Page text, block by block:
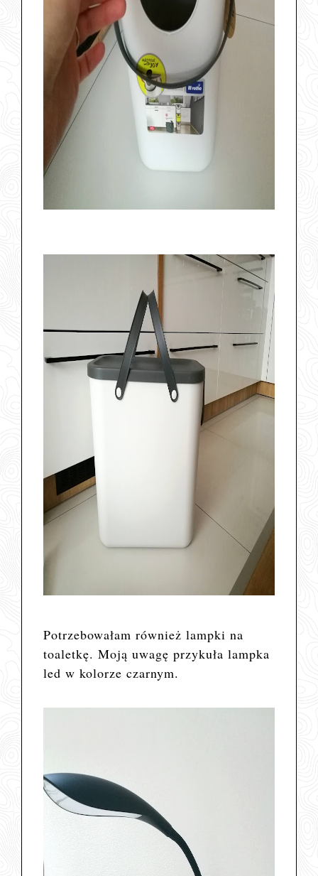
Potrzebowałam również lampki na
toaletkę. Moją uwagę przykuła lampka
led w kolorze czarnym.